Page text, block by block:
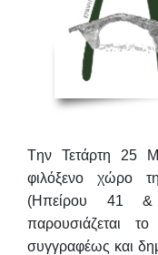
Tην Τετάρτη 25
φιλόξενο χώρο
(Ηπείρου 41 &
παρουσιάζεται
συγγραφέως και